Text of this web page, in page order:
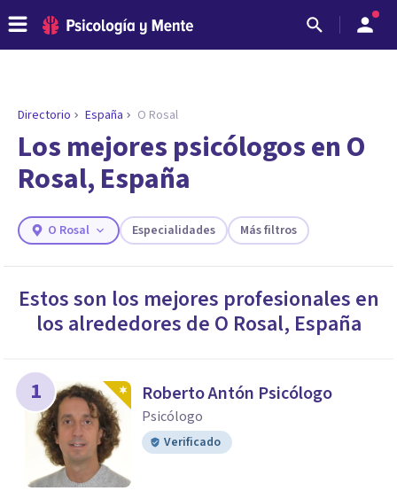
ENCONTRAR MI TERAPEUTA
¿Necesitas ayuda para encontrar el
psicólogo adecuado?
Responde a unas breves preguntas y te ofreceremos
necesidades.
Directorio España O Rosal
Los mejores psicólogos en O
Rosal, España
O Rosal Especialidades Más filtros
Estos son los mejores profesionales en
los alrededores de O Rosal, España
1 Roberto Antón Psicólogo
Psicólogo
Verificado